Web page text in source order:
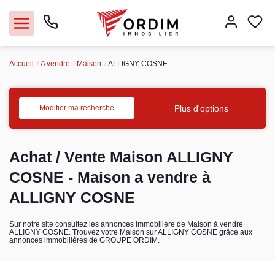
Acheter
Vendre
Immobilier pro
Faire gérer
Accueil A vendre Maison ALLIGNY COSNE
Modifier ma recherche Plus d'options
Achat / Vente Maison ALLIGNY
COSNE - Maison a vendre à
ALLIGNY COSNE
Sur notre site consultez les annonces immobilière de Maison à vendre
ALLIGNY COSNE. Trouvez votre Maison sur ALLIGNY COSNE grâce aux
annonces immobilières de GROUPE ORDIM.